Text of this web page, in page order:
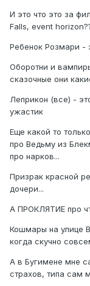
И это что это за
Falls, event
Ребенок Розмари -
Оборотни и
сказочные они
Леприкон (все) -
ужастик
Еще какой то
про Ведьму из
про нарков...
Призрак красной
дочери...
А ПРОКЛЯТИЕ про
Кошмары на улице
когда скучно
А в Бугимене мне
страхов, типа сам